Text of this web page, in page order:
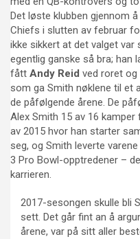
Det løste klubben gjennom
Chiefs i slutten av februar
ikke sikkert at det valget var
egentlig ganske så bra; han
fått Andy Reid ved roret og
som ga Smith nøklene til et
de påfølgende årene. De
Alex Smith 15 av 16
av 2015 hvor han starter
seg, og Smith leverte
3 Pro Bowl-opptredener –
karrieren.
2017-sesongen skulle bli
sett. Det går fint an å
årene, var på sitt aller